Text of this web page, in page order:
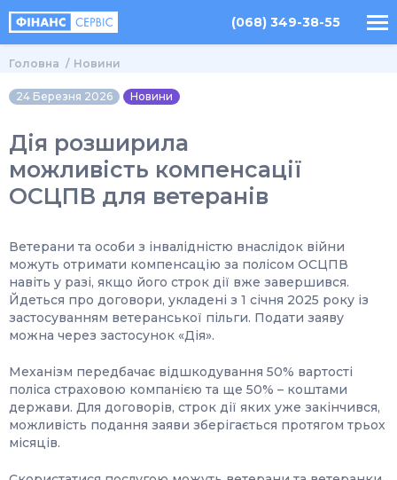
(068) 349-38-55
Головна Новини
24 Березня 2026 Новини
Дія розширила
можливість компенсації
ОСЦПВ для ветеранів
Ветерани та особи з інвалідністю внаслідок війни
можуть отримати компенсацію за полісом ОСЦПВ
навіть у разі, якщо його строк дії вже завершився.
Йдеться про договори, укладені з 1 січня 2025 року із
застосуванням ветеранської пільги. Подати заяву
можна через застосунок «Дія».
Механізм передбачає відшкодування 50% вартості
поліса страховою компанією та ще 50% – коштами
держави. Для договорів, строк дії яких уже закінчився,
можливість подання заяви зберігається протягом трьох
місяців.